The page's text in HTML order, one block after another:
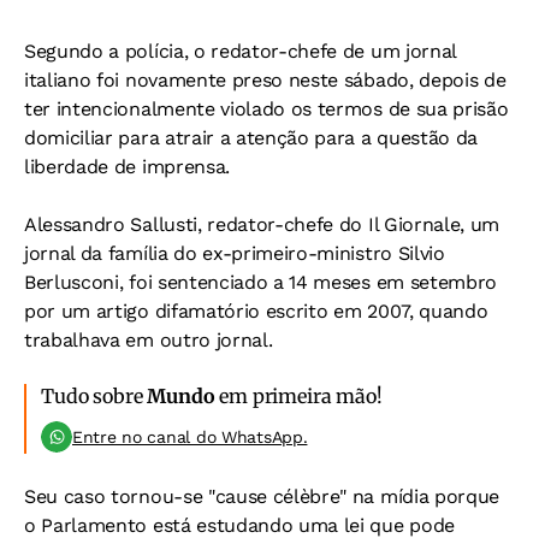
Segundo a polícia, o redator-chefe de um jornal
italiano foi novamente preso neste sábado, depois de
ter intencionalmente violado os termos de sua prisão
domiciliar para atrair a atenção para a questão da
liberdade de imprensa.
Alessandro Sallusti, redator-chefe do Il Giornale, um
jornal da família do ex-primeiro-ministro Silvio
Berlusconi, foi sentenciado a 14 meses em setembro
por um artigo difamatório escrito em 2007, quando
trabalhava em outro jornal.
Tudo sobreMundo em primeira mão!
Entre no canal do WhatsApp.
Seu caso tornou-se "cause célèbre" na mídia porque
o Parlamento está estudando uma lei que pode